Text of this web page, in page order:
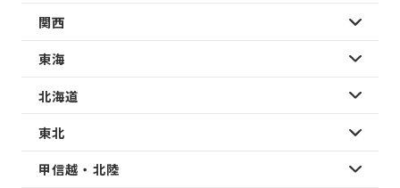
関西
東海
北海道
東北
甲信越・北陸